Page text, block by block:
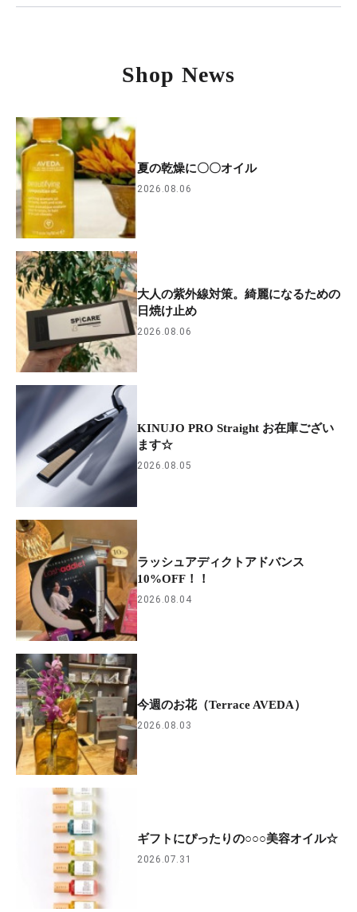
Shop News
夏の乾燥に〇〇オイル
2026.08.06
大人の紫外線対策。綺麗になるための
日焼け止め
2026.08.06
KINUJO PRO Straight お在庫ござい
ます☆
2026.08.05
ラッシュアディクトアドバンス
10%OFF！！
2026.08.04
今週のお花（Terrace AVEDA）
2026.08.03
ギフトにぴったりの○○○美容オイル☆
2026.07.31